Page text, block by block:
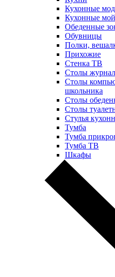
Кухонные
Кухонные
Обеденные
Обувницы
Полки,
Прихожие
Стенка ТВ
Столы
Столы
школьника
Столы
Столы
Стулья
Тумба
Тумба
Тумба ТВ
Шкафы